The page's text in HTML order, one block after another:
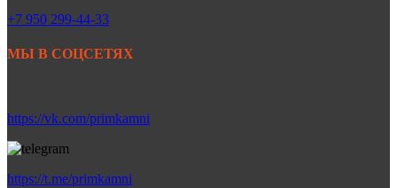
+7 950 299-44-33
МЫ В СОЦСЕТЯХ
https://vk.com/primkamni
https://t.me/primkamni